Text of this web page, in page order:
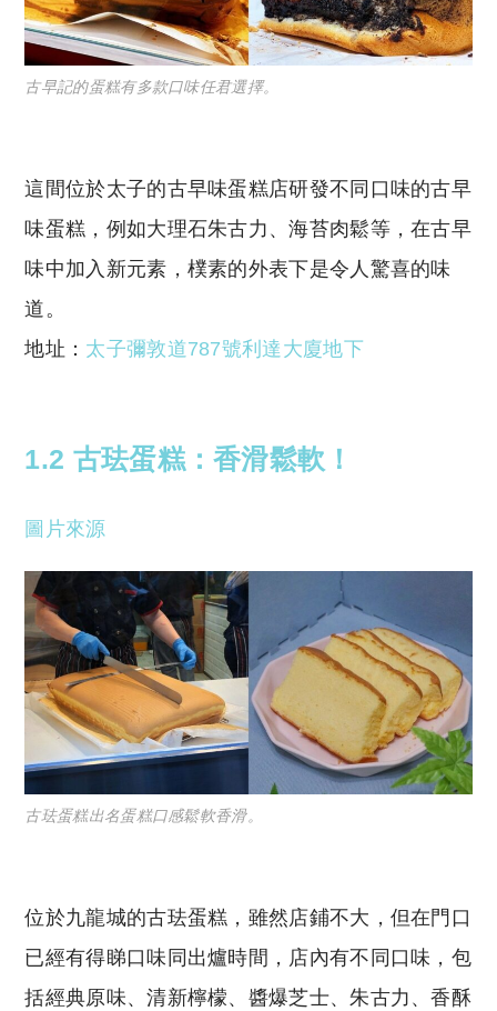
古早記的蛋糕有多款口味任君選擇。
這間位於太子的古早味蛋糕店研發不同口味的古早
味蛋糕，例如大理石朱古力、海苔肉鬆等，在古早
味中加入新元素，樸素的外表下是令人驚喜的味
道。
地址： 太子彌敦道787號利達大廈地下
1.2 古珐蛋糕：香滑鬆軟！
圖片來源
古珐蛋糕出名蛋糕口感鬆軟香滑。
位於九龍城的古珐蛋糕，雖然店鋪不大，但在門口
已經有得睇口味同出爐時間，店內有不同口味，包
括經典原味、清新檸檬、醬爆芝士、朱古力、香酥